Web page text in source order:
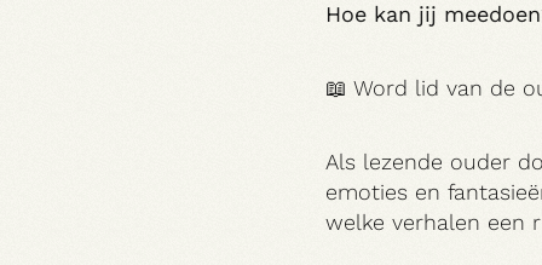
Hoe kan jij
📖 Word lid van de
Als lezende ouder
emoties en
welke verhalen een